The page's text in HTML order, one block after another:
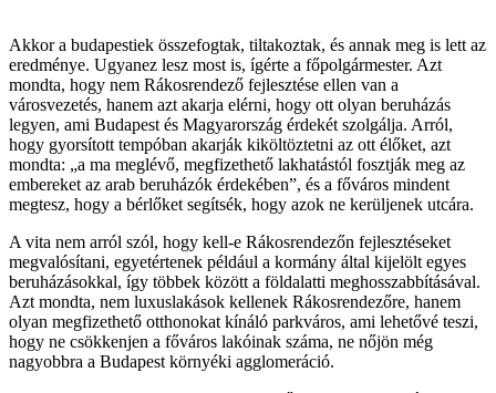
Akkor a budapestiek összefogtak, tiltakoztak, és annak meg is lett az
eredménye. Ugyanez lesz most is, ígérte a főpolgármester. Azt
mondta, hogy nem Rákosrendező fejlesztése ellen van a
városvezetés, hanem azt akarja elérni, hogy ott olyan beruházás
legyen, ami Budapest és Magyarország érdekét szolgálja. Arról,
hogy gyorsított tempóban akarják kiköltöztetni az ott élőket, azt
mondta: „a ma meglévő, megfizethető lakhatástól fosztják meg az
embereket az arab beruházók érdekében”, és a főváros mindent
megtesz, hogy a bérlőket segítsék, hogy azok ne kerüljenek utcára.
A vita nem arról szól, hogy kell-e Rákosrendezőn fejlesztéseket
megvalósítani, egyetértenek például a kormány által kijelölt egyes
beruházásokkal, így többek között a földalatti meghosszabbításával.
Azt mondta, nem luxuslakások kellenek Rákosrendezőre, hanem
olyan megfizethető otthonokat kínáló parkváros, ami lehetővé teszi,
hogy ne csökkenjen a főváros lakóinak száma, ne nőjön még
nagyobbra a Budapest környéki agglomeráció.